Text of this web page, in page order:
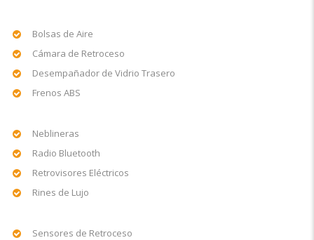
Bolsas de Aire
Cámara de Retroceso
Desempañador de Vidrio Trasero
Frenos ABS
Neblineras
Radio Bluetooth
Retrovisores Eléctricos
Rines de Lujo
Sensores de Retroceso